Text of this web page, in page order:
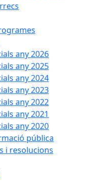
any 2026
any 2025
any 2024
any 2023
any 2022
any 2021
any 2020
pública
i resolucions